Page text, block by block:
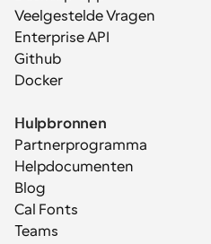
Veelgestelde Vragen
Enterprise API
Github
Docker
Hulpbronnen
Partnerprogramma
Helpdocumenten
Blog
Cal Fonts
Teams